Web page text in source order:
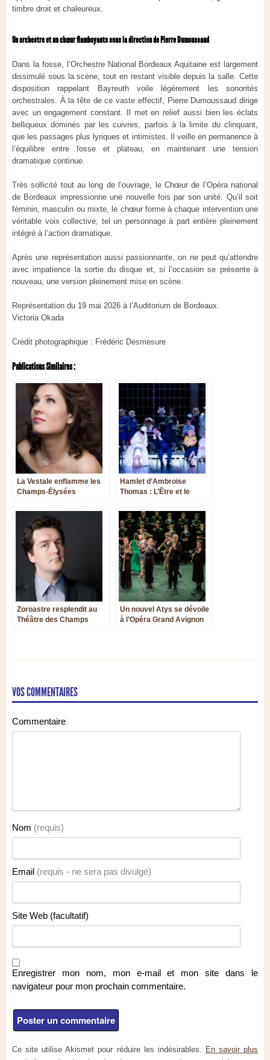
timbre droit et chaleureux.
Un orchestre et un chœur flamboyants sous la direction de Pierre Dumoussaud
Dans la fosse, l’Orchestre National Bordeaux Aquitaine est largement
dissimulé sous la scène, tout en restant visible depuis la salle. Cette
disposition rappelant Bayreuth voile légèrement les sonorités
orchestrales. À la tête de ce vaste effectif, Pierre Dumoussaud dirige
avec un engagement constant. Il met en relief aussi bien les éclats
belliqueux dominés par les cuivres, parfois à la limite du clinquant,
que les passages plus lyriques et intimistes. Il veille en permanence à
l’équilibre entre fosse et plateau, en maintenant une tension
dramatique continue.
Très sollicité tout au long de l’ouvrage, le Chœur de l’Opéra national
de Bordeaux impressionne une nouvelle fois par son unité. Qu’il soit
féminin, masculin ou mixte, le chœur forme à chaque intervention une
véritable voix collective, tel un personnage à part entière pleinement
intégré à l’action dramatique.
Après une représentation aussi passionnante, on ne peut qu’attendre
avec impatience la sortie du disque et, si l’occasion se présente à
nouveau, une version pleinement mise en scène.
Représentation du 19 mai 2026 à l’Auditorium de Bordeaux.
Victoria Okada
Crédit photographique : Frédéric Desmesure
Publications Similaires :
La Vestale enflamme les
Champs-Élysées
Hamlet d’Ambroise
Thomas : L’Être et le
Zoroastre resplendit au
Théâtre des Champs
Un nouvel Atys se dévoile
à l’Opéra Grand Avignon
VOS COMMENTAIRES
Commentaire
Nom (requis)
Email (requis - ne sera pas divulgé)
Site Web (facultatif)
Enregistrer mon nom, mon e-mail et mon site dans le
navigateur pour mon prochain commentaire.
Ce site utilise Akismet pour réduire les indésirables. En savoir plus